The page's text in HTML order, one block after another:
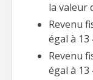
la valeur
Revenu
égal à 13
Revenu
égal à 13